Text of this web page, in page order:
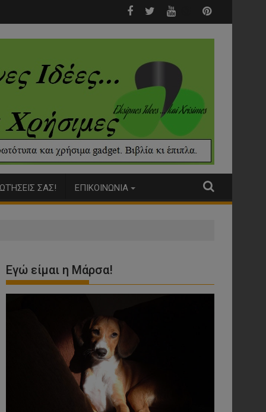
μόνο για σκύλους! Ο σκύλος μου έφαγε γόπα
ΣΑΣ! ΕΠΙΚΟΙΝΩΝΙΑ
Εγώ είμαι η Μάρσα!